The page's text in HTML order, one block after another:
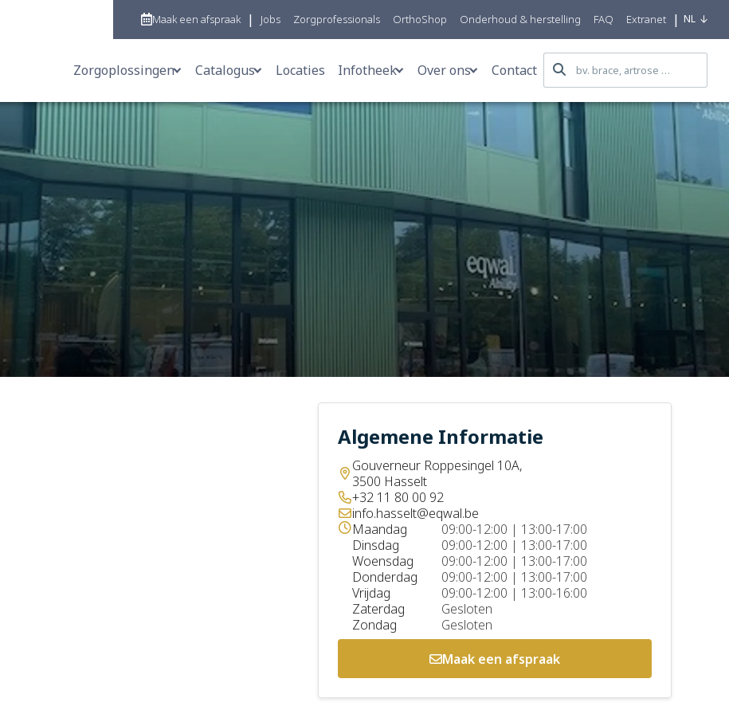
Zorgoplossingen
Mobiliteitshulpmiddelen
Orthopedische schoenen
Steunzolen
Prothesen
Compressiekleding & borstprothesen
Stoma- en incontinentiemateriaal
Zitschalen
Catalogus
Mobiliteitshulpmiddelen
Orthesen & bandages
Stoma- en incontinentiemateriaal
Steunzolen
Zitschalen
Prothesen
Locaties Infotheek
Blog
Nuttige info
Over ons
We care for all
Eqwal Group
Mobility Centers
Productie
Contact
Maak een afspraak | Jobs Zorgprofessionals OrthoShop Onderhoud & herstelling FAQ Extranet | NL
Algemene Informatie
Gouverneur Roppesingel 10A,
3500 Hasselt
+32 11 80 00 92
info.hasselt@eqwal.be
Maandag
09:00-12:00 | 13:00-17:00
Dinsdag
09:00-12:00 | 13:00-17:00
Woensdag
09:00-12:00 | 13:00-17:00
Donderdag
09:00-12:00 | 13:00-17:00
Vrijdag
09:00-12:00 | 13:00-16:00
Zaterdag
Gesloten
Zondag
Gesloten
Maak een afspraak